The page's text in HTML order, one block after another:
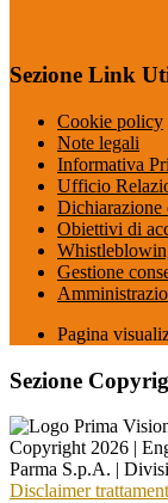
Sezione Link
Cookie policy
Note legali
Informativa
Ufficio
Dichiarazione
Obiettivi di
Gestione
Pagina
Sezione
Copyright 2026 |
Parma S.p.A. |
Disclaimer